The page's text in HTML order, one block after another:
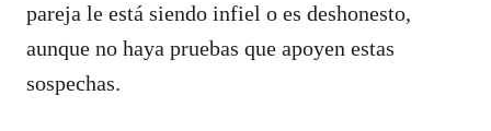
pareja le está siendo infiel o es deshonesto,
aunque no haya pruebas que apoyen estas
sospechas.